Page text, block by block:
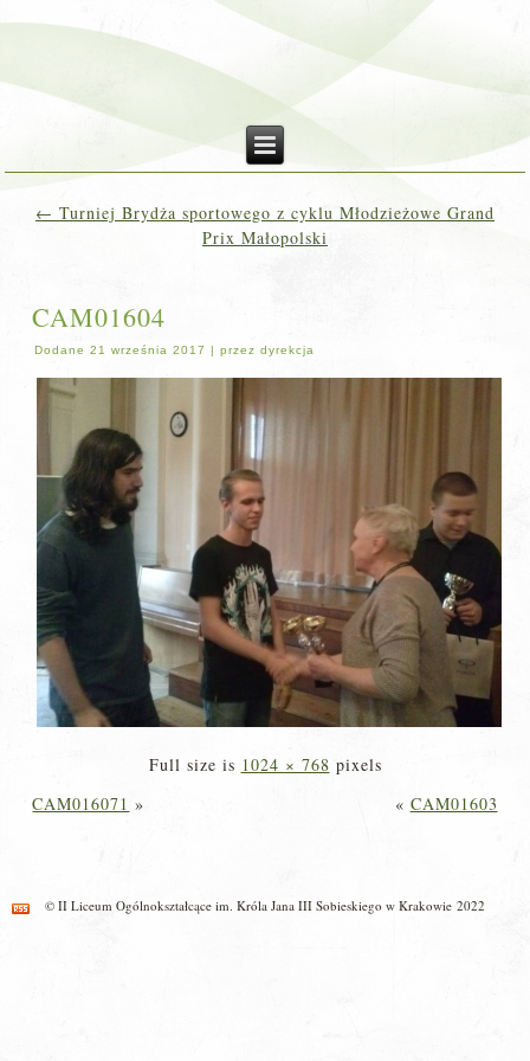
← Turniej Brydża sportowego z cyklu Młodzieżowe Grand
Prix Małopolski
CAM01604
Dodane 21 września 2017 |przez dyrekcja
Full size is 1024 × 768 pixels
CAM016071 » « CAM01603
© II Liceum Ogólnokształcące im. Króla Jana III Sobieskiego w Krakowie 2022